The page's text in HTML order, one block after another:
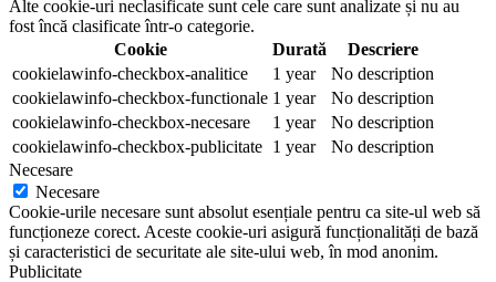
Alte cookie-uri neclasificate sunt cele care sunt analizate și nu au
fost încă clasificate într-o categorie.
Cookie
Durată
Descriere
cookielawinfo-checkbox-analitice
1 year
No description
cookielawinfo-checkbox-functionale 1 year
No description
cookielawinfo-checkbox-necesare
1 year
No description
cookielawinfo-checkbox-publicitate 1 year
No description
Necesare
Necesare
Cookie-urile necesare sunt absolut esențiale pentru ca site-ul web să
funcționeze corect. Aceste cookie-uri asigură funcționalități de bază
și caracteristici de securitate ale site-ului web, în mod anonim.
Publicitate